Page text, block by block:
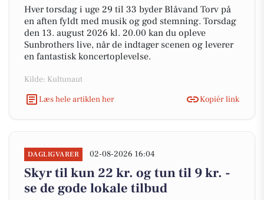
Hver torsdag i uge 29 til 33 byder Blåvand Torv på
en aften fyldt med musik og god stemning. Torsdag
den 13. august 2026 kl. 20.00 kan du opleve
Sunbrothers live, når de indtager scenen og leverer
en fantastisk koncertoplevelse.
Kilde: Kultunaut
Læs hele artiklen her
Kopiér link
DAGLIGVARER 02-08-2026 16:04
Skyr til kun 22 kr. og tun til 9 kr. -
se de gode lokale tilbud